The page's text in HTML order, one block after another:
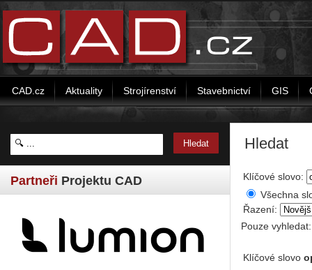
CAD.cz Aktuality Strojírenství Stavebnictví GIS
Partneři Projektu CAD
Hledat
Klíčové slovo:
Všechna
Řazení:
Pouze
Klíčové slovo